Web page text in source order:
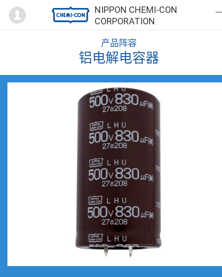
NIPPON CHEMI-CON
CORPORATION
Mypage
产品阵容
铝电解电容器